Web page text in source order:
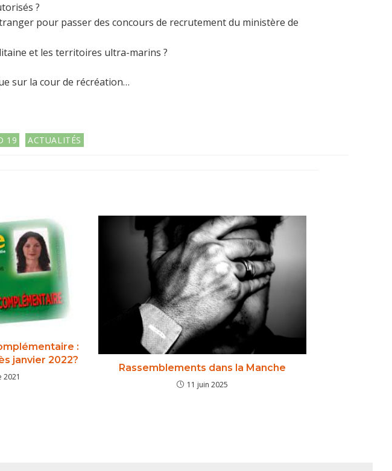
?
pour passer des concours de recrutement du ministère de
et les territoires ultra-marins ?
sur la cour de récréation…
19 ACTUALITÉS
:
janvier 2022?
Rassemblements dans la Manche
11 juin 2025